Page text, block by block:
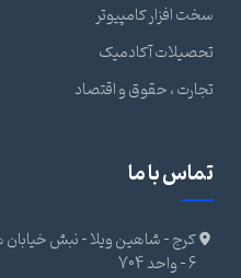
سخت افزار کامپیوتر
تحصیلات آکادمیک
تجارت ، حقوق و اقتصاد
تماس با ما
کرج - شاهین ویلا - نبش
6 - واحد 704